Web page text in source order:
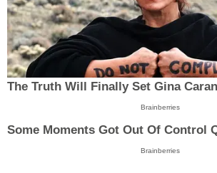
The Truth Will Finally Set Gina
Brainberries
Some Moments Got Out Of Control
Brainberries